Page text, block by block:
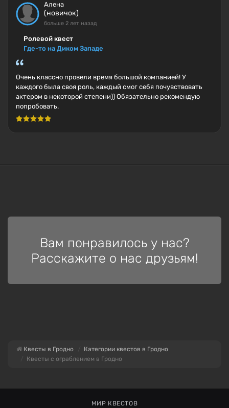
Алена
(новичок)
больше 2 лет назад
Ролевой квест
Где-то на Диком Западе
Очень классно провели время большой компанией! У
каждого была своя роль, каждый смог себя почувствовать
актером в некоторой степени)) Обязательно рекомендую
попробовать.
Вам понравилось у нас?
Расскажите о нас друзьям!
Квесты в Гродно
Категории квестов в Гродно
Квесты с ограблением в Гродно
МИР КВЕСТОВ